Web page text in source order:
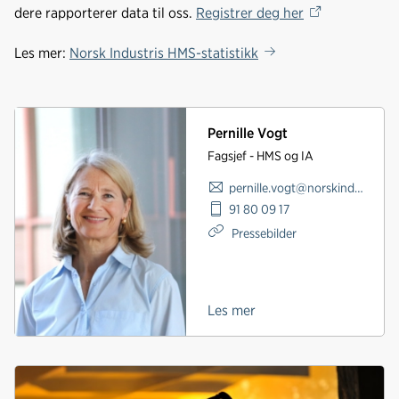
dere rapporterer data til oss. Registrer deg her
Les mer: Norsk Industris HMS-statistikk
Pernille Vogt
Fagsjef - HMS og IA
pernille.vogt@norskindustri.no
91 80 09 17
Pressebilder
Les mer